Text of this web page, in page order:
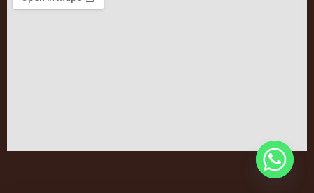
© 2024 כל הזכויות שמורות לקפה עולה Caffe Olle | פולי קפה